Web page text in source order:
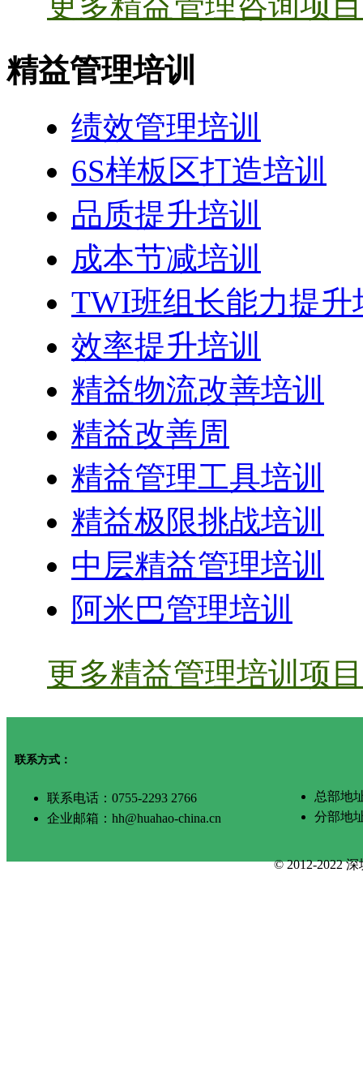
精益管理培训
绩效管理培训
6S样板区打造培训
品质提升培训
成本节减培训
TWI班组长能力提升
效率提升培训
精益物流改善培训
精益改善周
精益管理工具培训
精益极限挑战培训
中层精益管理培训
阿米巴管理培训
更多精益管理培训项
联系方式：
联系电话：0755-2293 2766
企业邮箱：hh@huahao-china.cn
总部地
分部地
© 2012-2022